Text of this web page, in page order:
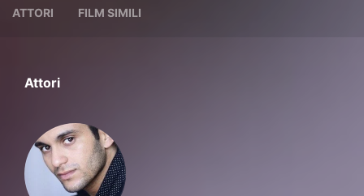
ATTORI FILM SIMILI
Attori